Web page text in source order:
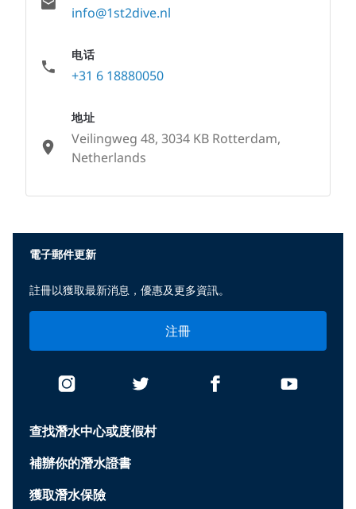
info@1st2dive.nl
电话
+31 6 18880050
地址
Veilingweg 48, 3034 KB Rotterdam,
Netherlands
查找潛水中心或度假村
補辦你的潛水證書
獲取潛水保險
電子郵件更新
註冊以獲取最新消息，優惠及更多資訊。
注冊